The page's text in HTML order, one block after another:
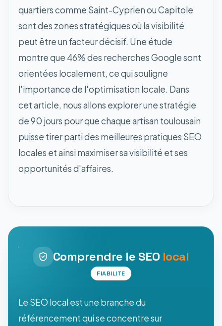
quartiers comme Saint-Cyprien ou Capitole
sont des zones stratégiques où la visibilité
peut être un facteur décisif. Une étude
montre que 46% des recherches Google sont
orientées localement, ce qui souligne
l'importance de l'optimisation locale. Dans
cet article, nous allons explorer une stratégie
de 90 jours pour que chaque artisan toulousain
puisse tirer parti des meilleures pratiques SEO
locales et ainsi maximiser sa visibilité et ses
opportunités d'affaires.
Comprendre le SEO local
FIABILITE
Le SEO local est une branche du
référencement qui se concentre sur